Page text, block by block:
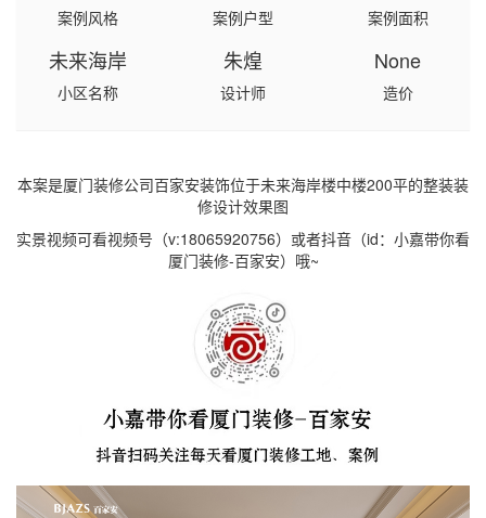
案例风格 案例户型 案例面积
未来海岸
小区名称
朱煌
设计师
None
造价
本案是厦门装修公司百家安装饰位于未来海岸楼中楼200平的整装装
修设计效果图
实景视频可看视频号（v:18065920756）或者抖音（id：小嘉带你看
厦门装修-百家安）哦~